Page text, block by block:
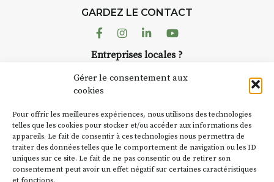
Gérer le consentement aux
cookies
Pour offrir les meilleures expériences, nous utilisons des technologies
telles que les cookies pour stocker et/ou accéder aux informations des
appareils. Le fait de consentir à ces technologies nous permettra de
traiter des données telles que le comportement de navigation ou les ID
uniques sur ce site. Le fait de ne pas consentir ou de retirer son
consentement peut avoir un effet négatif sur certaines caractéristiques
AuzonToujours organise
dans le village. Des artistes et
caves, les granges d’Auzon. Le
Fumoir est l’un de ces espaces
d’autres activités culturelles de
la Petite Cité de Caractère. Par
exemple, l’installationCochon
Charbons’inscrit comme en
« off » du festival d’Auzon 2026
GARDEZ LE CONTACT
FacebookInstagram
LinkedinYoutube
Entreprises locales ?
Suivez toute l'actu de Strada